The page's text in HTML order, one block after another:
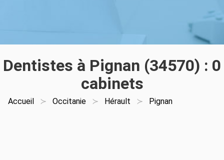
Dentistes à Pignan (34570) : 0
cabinets
Accueil Occitanie Hérault Pignan